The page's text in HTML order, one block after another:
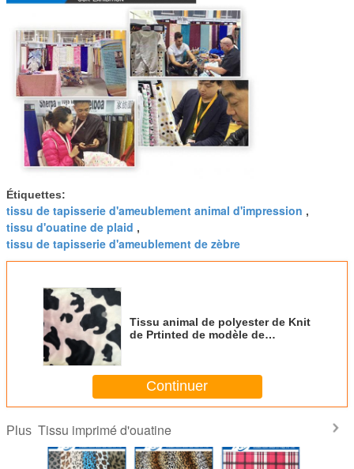
Étiquettes:
tissu de tapisserie d'ameublement animal d'impression ,
tissu d'ouatine de plaid ,
tissu de tapisserie d'ameublement de zèbre
Tissu animal de polyester de Knit
de Prtinted de modèle de
Continuer
Plus Tissu imprimé d'ouatine